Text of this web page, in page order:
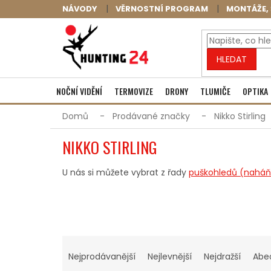
na
NÁVODY VĚRNOSTNÍ PROGRAM MONTÁŽE,
HLEDAT
NOČNÍ VIDĚNÍ TERMOVIZE DRONY TLUMIČE OPTIKA
Domů Prodávané značky Nikko Stirling
NIKKO STIRLING
U nás si můžete vybrat z řady puškohledů
Nejprodávanější Nejlevnější Nejdražší